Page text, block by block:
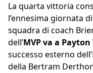
La quarta vittoria
l’ennesima giornata
squadra di coach
dell’MVP va a
successo esterno
della Bertram